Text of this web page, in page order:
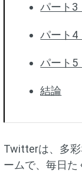
パート3
パート4
パート5
結論
Twitterは、多彩
ームで、毎日